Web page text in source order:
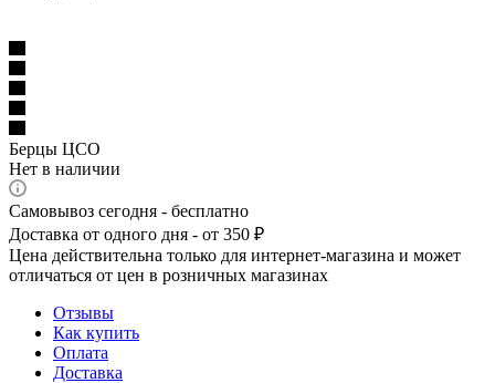
Берцы ЦСО
Нет в наличии
Самовывоз сегодня - бесплатно
Доставка от одного дня - от 350 ₽
Цена действительна только для интернет-магазина и может
отличаться от цен в розничных магазинах
Отзывы
Как купить
Оплата
Доставка